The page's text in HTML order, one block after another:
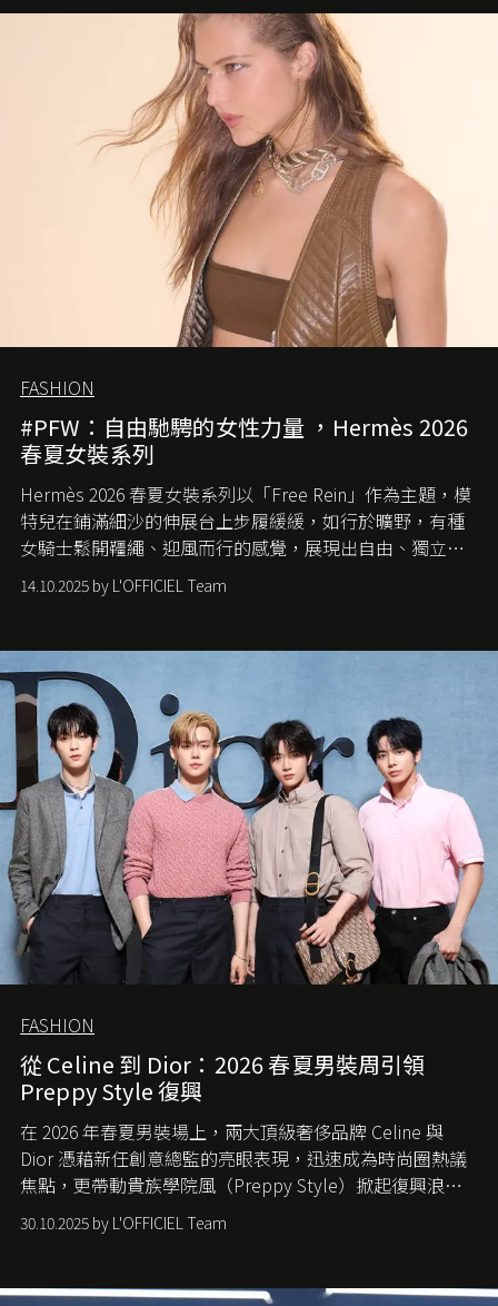
FASHION
#PFW：自由馳騁的女性力量 ，Hermès 2026
春夏女裝系列
Hermès 2026 春夏女裝系列以「Free Rein」作為主題，模
特兒在鋪滿細沙的伸展台上步履緩緩，如行於曠野，有種
女騎士鬆開韁繩、迎風而行的感覺，展現出自由、獨立與
從容的態度。
14.10.2025 by L'OFFICIEL Team
FASHION
從 Celine 到 Dior：2026 春夏男裝周引領
Preppy Style 復興
在 2026 年春夏男裝場上，兩大頂級奢侈品牌 Celine 與
Dior 憑藉新任創意總監的亮眼表現，迅速成為時尚圈熱議
焦點，更帶動貴族學院風（Preppy Style）掀起復興浪
潮，讓這股經典風格再度回到大眾視線。
30.10.2025 by L'OFFICIEL Team